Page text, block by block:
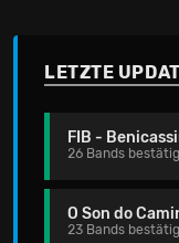
LETZTE
FIB -
26 Bands
O Son do
23 Bands